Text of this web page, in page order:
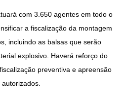
com 3.650 agentes em todo o
a fiscalização da montagem
incluindo as balsas que serão
explosivo. Haverá reforço do
preventiva e apreensão